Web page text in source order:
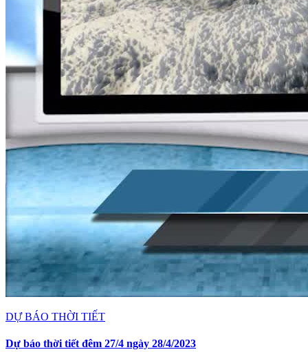
DỰ BÁO THỜI TIẾT
Dự báo thời tiết đêm 27/4 ngày 28/4/2023